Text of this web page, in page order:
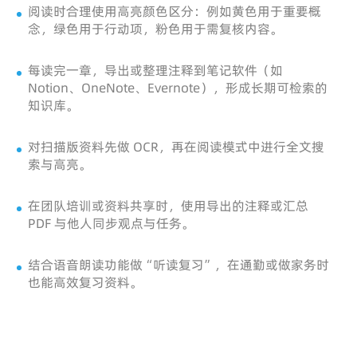
阅读时合理使用高亮颜色区分：例如黄色用于重要概
念，绿色用于行动项，粉色用于需复核内容。
每读完一章，导出或整理注释到笔记软件（如
Notion、OneNote、Evernote），形成长期可检索的
知识库。
对扫描版资料先做 OCR，再在阅读模式中进行全文搜
索与高亮。
在团队培训或资料共享时，使用导出的注释或汇总
PDF 与他人同步观点与任务。
结合语音朗读功能做“听读复习”，在通勤或做家务时
也能高效复习资料。